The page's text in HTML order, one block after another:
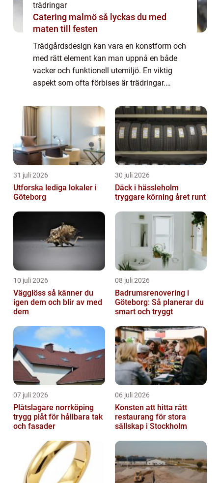
trädringar
Catering malmö så lyckas du med
maten till festen
Trädgårdsdesign kan vara en konstform och
med rätt element kan man uppnå en både
vacker och funktionell utemiljö. En viktig
aspekt som ofta förbises är trädringar.
31 juli 2026
Utforska lediga lokaler i
Göteborg
30 juli 2026
Däck i hässleholm
tryggare körning året runt
10 juli 2026
Vägglöss så känner du
igen dem och blir av med
dem
08 juli 2026
Badrumsrenovering i
Göteborg: Så planerar du
smart och tryggt
07 juli 2026
Plåtslagare norrköping
trygg plåt för hållbara tak
och fasader
06 juli 2026
Konsten att hitta rätt
restaurang för stora
sällskap i Stockholm